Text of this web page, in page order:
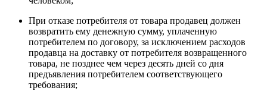
При отказе потребителя от товара продавец должен
возвратить ему денежную сумму, уплаченную
потребителем по договору, за исключением расходов
продавца на доставку от потребителя возвращенного
товара, не позднее чем через десять дней со дня
предъявления потребителем соответствующего
требования;